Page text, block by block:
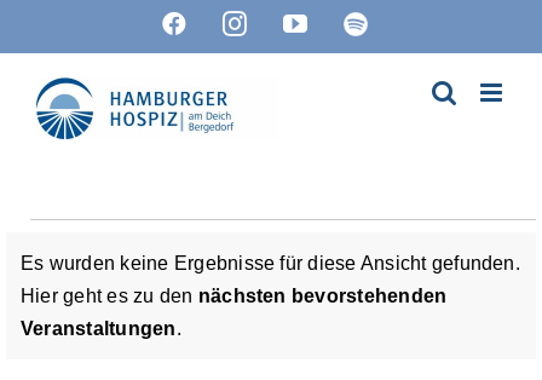
springen
FacebookInstagram
YouTube
Spotify
Veranstaltungen
Hinweis
Es wurden keine Ergebnisse für diese Ansicht gefunden.
Hier geht es zu den nächsten bevorstehenden
Veranstaltungen.